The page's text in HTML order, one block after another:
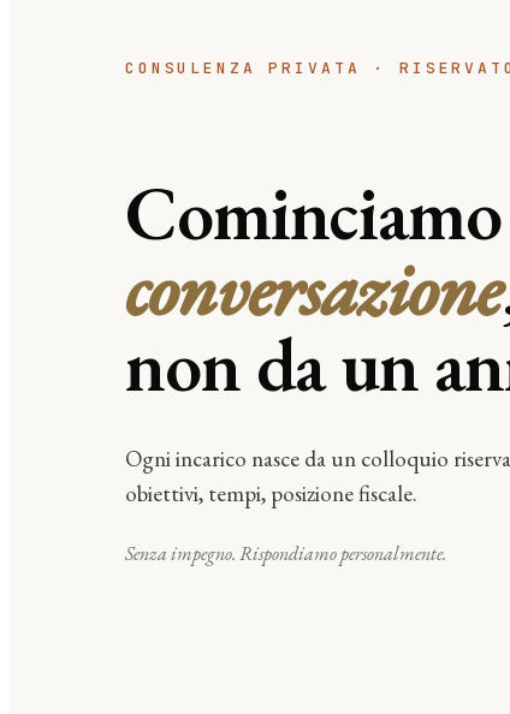
CONSULENZA PRIVATA · RISERVATO
conversazione
non da un
Ogni incarico nasce da un colloquio
obiettivi, tempi, posizione fiscale.
Senza impegno. Rispondiamo personalmente.